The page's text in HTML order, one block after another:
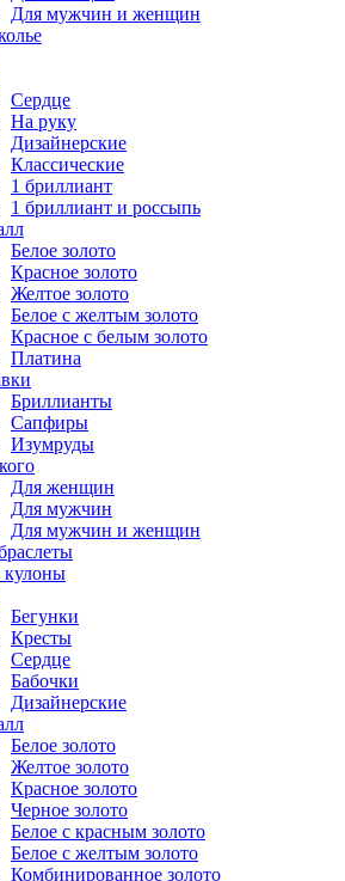
Для мужчин и женщин
Сердце
На руку
Дизайнерские
Классические
1 бриллиант
1 бриллиант и россыпь
Белое золото
Красное золото
Желтое золото
Белое с желтым золото
Красное с белым золото
Платина
Бриллианты
Сапфиры
Изумруды
Для женщин
Для мужчин
Для мужчин и женщин
кулоны
Бегунки
Кресты
Сердце
Бабочки
Дизайнерские
Белое золото
Желтое золото
Красное золото
Черное золото
Белое с красным золото
Белое с желтым золото
Комбинированное золото